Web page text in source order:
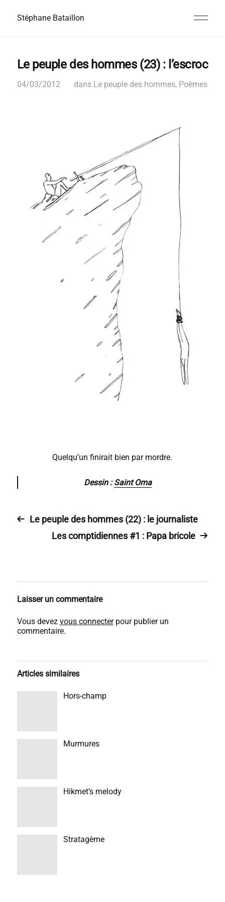
Stéphane Bataillon
Le peuple des hommes (23) : l’escroc
04/03/2012 dans Le peuple des hommes, Poèmes
Quelqu’un finirait bien par mordre.
Dessin :Saint Oma
Le peuple des hommes (22) : le journaliste
Les comptidiennes #1 : Papa bricole
Laisser un commentaire
Vous devez vous connecterpour publier un
commentaire.
Articles similaires
Hors-champ
Murmures
Hikmet’s melody
Stratagème